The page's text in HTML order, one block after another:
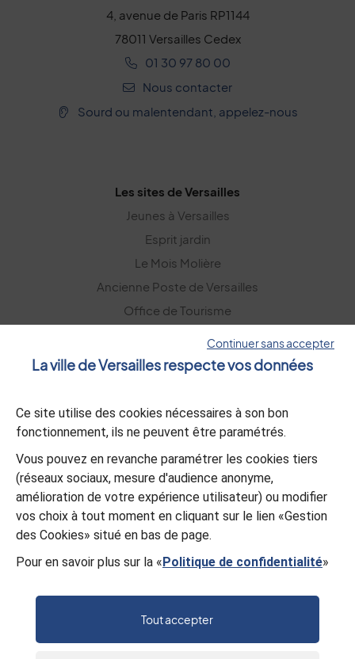
4, avenue de Paris RP1144
78011 Versailles Cedex
01 30 97 80 00
Nous contacter
Sourd ou malentendant, appelez-nous
Les sites de Versailles
Jeunes à Versailles
Esprit jardin
Le Mois Molière
Ancienne Poste de Versailles
Office de Tourisme
S’abonner
L’appli Versailles
Télécharger
© Mairie de Versailles
Politique de confidentialité
Mentions légales
Continuer sans accepter
La ville de Versailles respecte vos données
Ce site utilise des cookies nécessaires à son bon
fonctionnement, ils ne peuvent être paramétrés.
Vous pouvez en revanche paramétrer les cookies tiers
(réseaux sociaux, mesure d'audience anonyme,
amélioration de votre expérience utilisateur) ou modifier
vos choix à tout moment en cliquant sur le lien «Gestion
des Cookies» situé en bas de page.
Pour en savoir plus sur la «Politique de confidentialité»
Tout accepter